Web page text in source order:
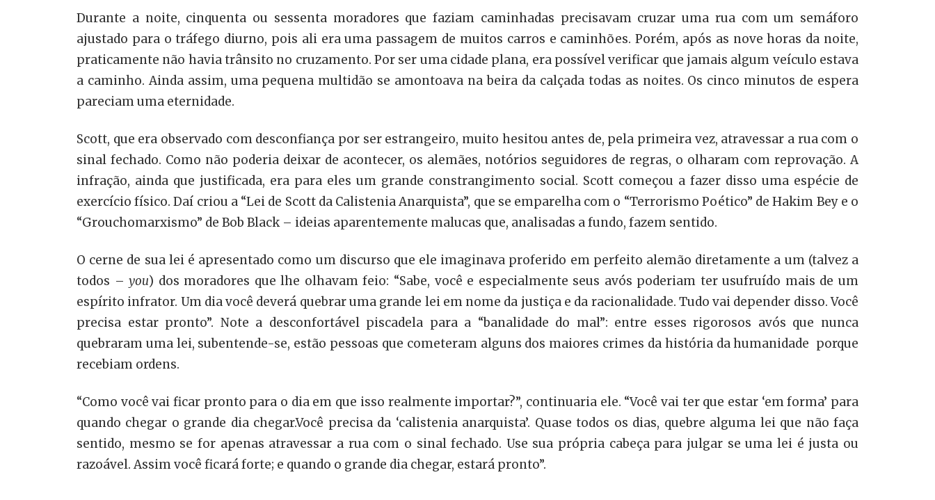
Durante a noite, cinquenta ou sessenta moradores que faziam caminhadas precisavam cruzar uma rua com um semáforo
ajustado para o tráfego diurno, pois ali era uma passagem de muitos carros e caminhões. Porém, após as nove horas da noite,
praticamente não havia trânsito no cruzamento. Por ser uma cidade plana, era possível verificar que jamais algum veículo estava
a caminho. Ainda assim, uma pequena multidão se amontoava na beira da calçada todas as noites. Os cinco minutos de espera
pareciam uma eternidade.
Scott, que era observado com desconfiança por ser estrangeiro, muito hesitou antes de, pela primeira vez, atravessar a rua com o
sinal fechado. Como não poderia deixar de acontecer, os alemães, notórios seguidores de regras, o olharam com reprovação. A
infração, ainda que justificada, era para eles um grande constrangimento social. Scott começou a fazer disso uma espécie de
exercício físico. Daí criou a “Lei de Scott da Calistenia Anarquista”, que se emparelha com o “Terrorismo Poético” de Hakim Bey e o
“Grouchomarxismo” de Bob Black – ideias aparentemente malucas que, analisadas a fundo, fazem sentido.
O cerne de sua lei é apresentado como um discurso que ele imaginava proferido em perfeito alemão diretamente a um (talvez a
todos –you) dos moradores que lhe olhavam feio: “Sabe, você e especialmente seus avós poderiam ter usufruído mais de um
espírito infrator. Um dia você deverá quebrar uma grande lei em nome da justiça e da racionalidade. Tudo vai depender disso. Você
precisa estar pronto”. Note a desconfortável piscadela para a “banalidade do mal”: entre esses rigorosos avós que nunca
quebraram uma lei, subentende-se, estão pessoas que cometeram alguns dos maiores crimes da história da humanidade porque
recebiam ordens.
“Como você vai ficar pronto para o dia em que isso realmente importar?”, continuaria ele. “Você vai ter que estar ‘em forma’ para
quando chegar o grande dia chegar.Você precisa da ‘calistenia anarquista’. Quase todos os dias, quebre alguma lei que não faça
sentido, mesmo se for apenas atravessar a rua com o sinal fechado. Use sua própria cabeça para julgar se uma lei é justa ou
razoável. Assim você ficará forte; e quando o grande dia chegar, estará pronto”.